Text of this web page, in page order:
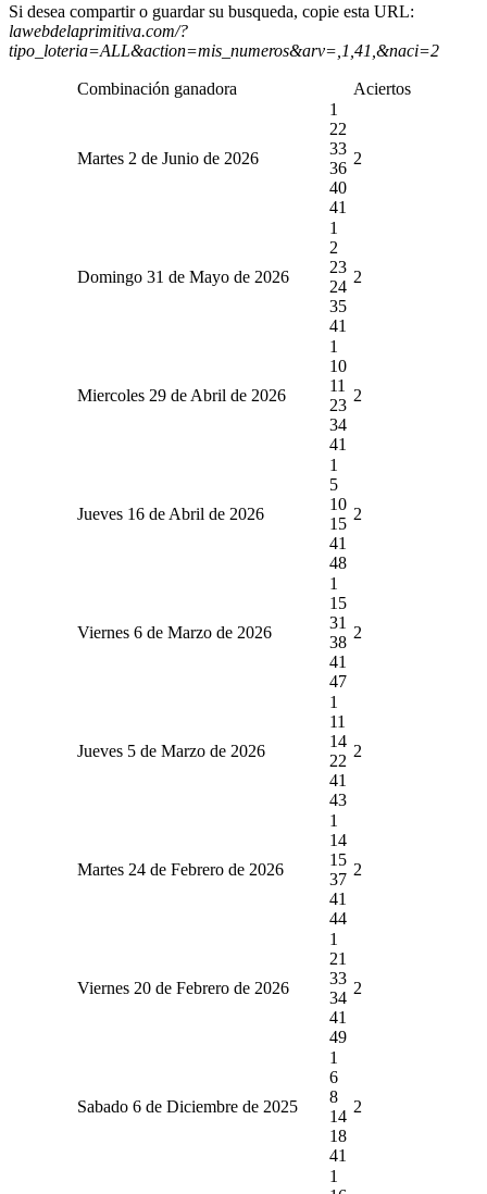
Si desea compartir o guardar su busqueda, copie esta URL:
lawebdelaprimitiva.com/?
tipo_loteria=ALL&action=mis_numeros&arv=,1,41,&naci=2
Combinación ganadora Aciertos
Martes 2 de Junio de 2026
1
22
33
36
40
41
2
Domingo 31 de Mayo de 2026
1
2
23
24
35
41
2
Miercoles 29 de Abril de 2026
1
10
11
23
34
41
2
Jueves 16 de Abril de 2026
1
5
10
15
41
48
2
Viernes 6 de Marzo de 2026
1
15
31
38
41
47
2
Jueves 5 de Marzo de 2026
1
11
14
22
41
43
2
Martes 24 de Febrero de 2026
1
14
15
37
41
44
2
Viernes 20 de Febrero de 2026
1
21
33
34
41
49
2
Sabado 6 de Diciembre de 2025
1
6
8
14
18
41
2
1